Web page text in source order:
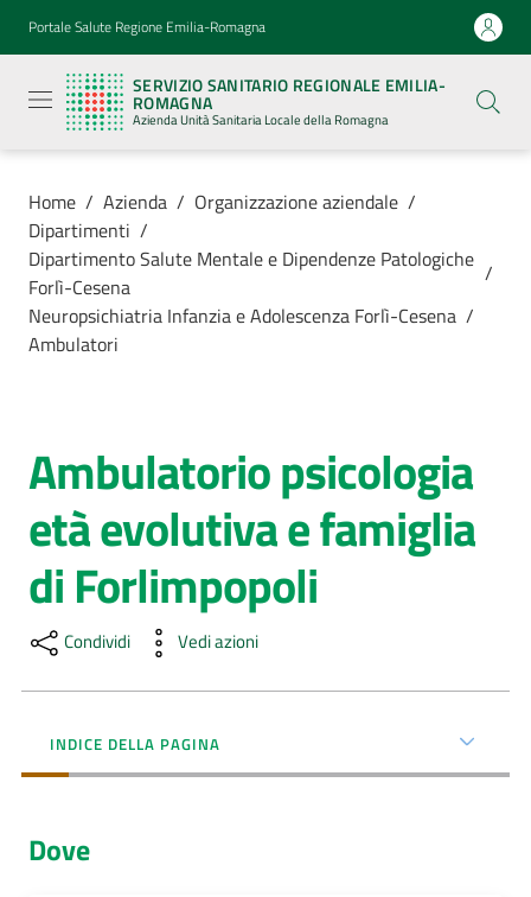
Vai al contenuto
Vai alla navigazione
Vai al footer
Portale Salute Regione Emilia-Romagna
SERVIZIO SANITARIO REGIONALE EMILIA-
ROMAGNA
Azienda Unità Sanitaria Locale della Romagna
Sanitario
Regionale
Emilia-
Romagna
Azienda
Sanitaria
Locale della
Romagna
Azienda
Menu selezionato
Luoghi
di
cura
Menu selezionato
AUSL
Comunica
Servizi
Home / Azienda / Organizzazione aziendale /
Dipartimenti /
Dipartimento Salute Mentale e Dipendenze Patologiche
Forlì-Cesena
/
Neuropsichiatria Infanzia e Adolescenza Forlì-Cesena /
Ambulatori
Salta al contenuto
Ambulatorio psicologia
età evolutiva e famiglia
di Forlimpopoli
Condividi Vedi azioni
INDICE DELLA PAGINA
Dove